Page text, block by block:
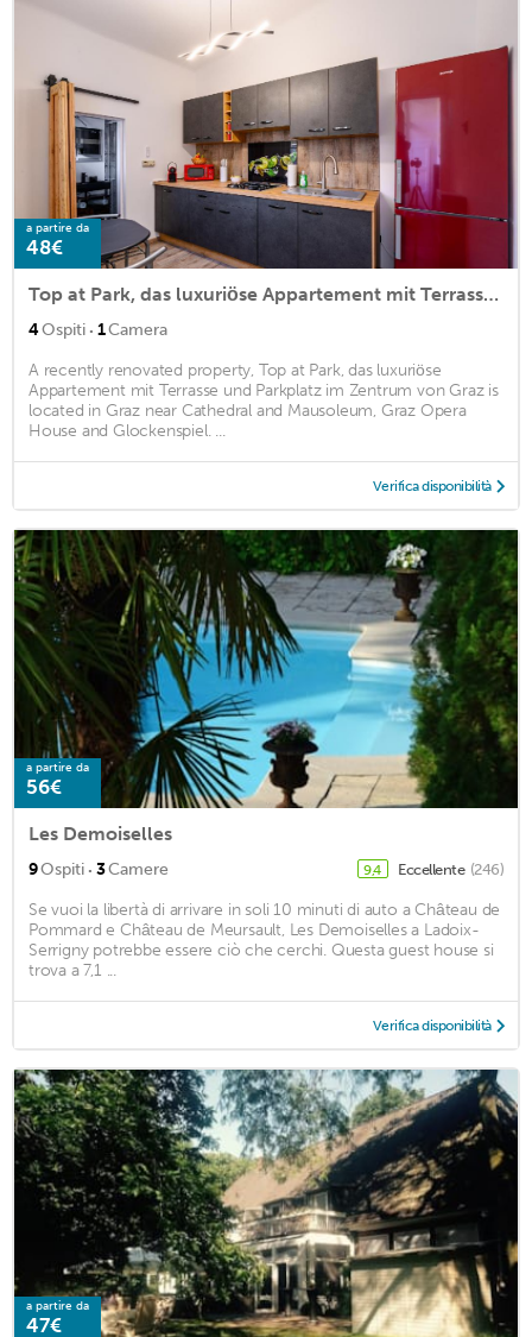
a partire da
48€
Top at Park, das luxuriöse Appartement mit Terrasse und Parkplatz im Zentrum von Graz
4Ospiti · 1Camera
A recently renovated property, Top at Park, das luxuriöse
Appartement mit Terrasse und Parkplatz im Zentrum von Graz is
located in Graz near Cathedral and Mausoleum, Graz Opera
House and Glockenspiel. ...
Verifica disponibilità
a partire da
56€
Les Demoiselles
9Ospiti · 3Camere 9,4 Eccellente (246)
Se vuoi la libertà di arrivare in soli 10 minuti di auto a Château de
Pommard e Château de Meursault, Les Demoiselles a Ladoix-
Serrigny potrebbe essere ciò che cerchi. Questa guest house si
trova a 7,1 ...
Verifica disponibilità
a partire da
47€